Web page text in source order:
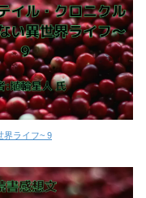
界ライフ~ 9